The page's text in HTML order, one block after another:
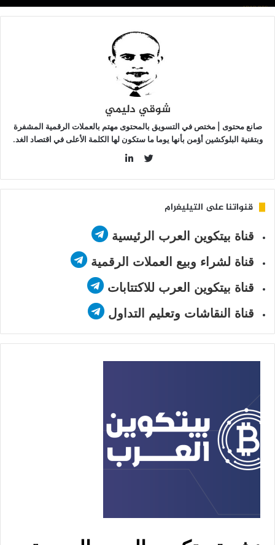
حاملي
العملات
شوقي دليمي
صانع محتوى | مختص في التسويق بالمحتوى مهتم بالعملات الرقمية المشفرة
وبتقنية البلوكشين أؤمن بأنها يوما ما ستكون لها الكلمة الأعلى في اقتصاد الغد.
قنواتنا على التيليغرام
قناة بيتكوين العرب الرئيسية
قناة لشراء وبيع العملات الرقمية
قناة بيتكوين العرب للاكتتابات
قناة النقاشات وتعليم التداول